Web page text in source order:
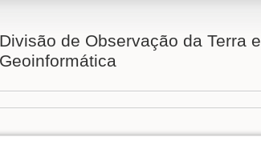
Divisão de Observação da Terra e
Geoinformática